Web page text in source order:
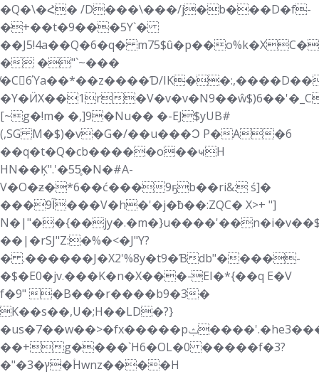
�Q�\�Հ� /D���\���/j�b���D�f-
�+��t�9���5Y`�
��J5!4a��Q�6�q�
� �"`~���
̸�C6Ύa��*��z����Ɗ/
�Y�ӤX��1r
[~g�!m� �,]9�Nu�� �-EJ$yUB#
(,SG M�$)�v�G�/��u���Ɔ P�A�6
��q�t�Q�cb�����o��ҹH
HN��Ķ".'�55̥�N�#A-
V�O�ƶ�*6��ć���9ҕb��ri&: ś]�
���آ9���V�h�'�j�ƀ��:ZQC� X>+ "]
��|�rSJ"Z:�%�<�J"Y?
� .������J�X2'%8y�t9�Ɓdb"����-
�$�E0�jv.���K�n�X���-EI�*{��q Ε�V
f�9" �B���r����b9�3�
K��s��,U�;H��LD�?}
�us�7��w��>�fx�����pݑ����'.�he3���
��+g����`H6�OL�0 �����f�3?
�"�ץ�3�ؑHwnz����H